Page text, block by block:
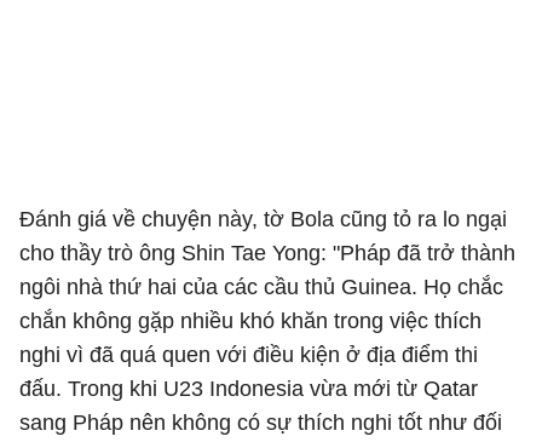
Đánh giá về chuyện này, tờ Bola cũng tỏ ra lo ngại
cho thầy trò ông Shin Tae Yong: "Pháp đã trở thành
ngôi nhà thứ hai của các cầu thủ Guinea. Họ chắc
chắn không gặp nhiều khó khăn trong việc thích
nghi vì đã quá quen với điều kiện ở địa điểm thi
đấu. Trong khi U23 Indonesia vừa mới từ Qatar
sang Pháp nên không có sự thích nghi tốt như đối